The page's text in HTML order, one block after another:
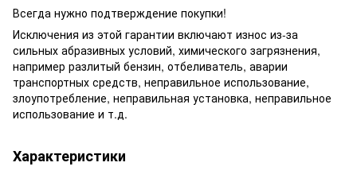
Всегда нужно подтверждение покупки!
Исключения из этой гарантии включают износ из-за
сильных абразивных условий, химического загрязнения,
например разлитый бензин, отбеливатель, аварии
транспортных средств, неправильное использование,
злоупотребление, неправильная установка, неправильное
использование и т.д.
Характеристики